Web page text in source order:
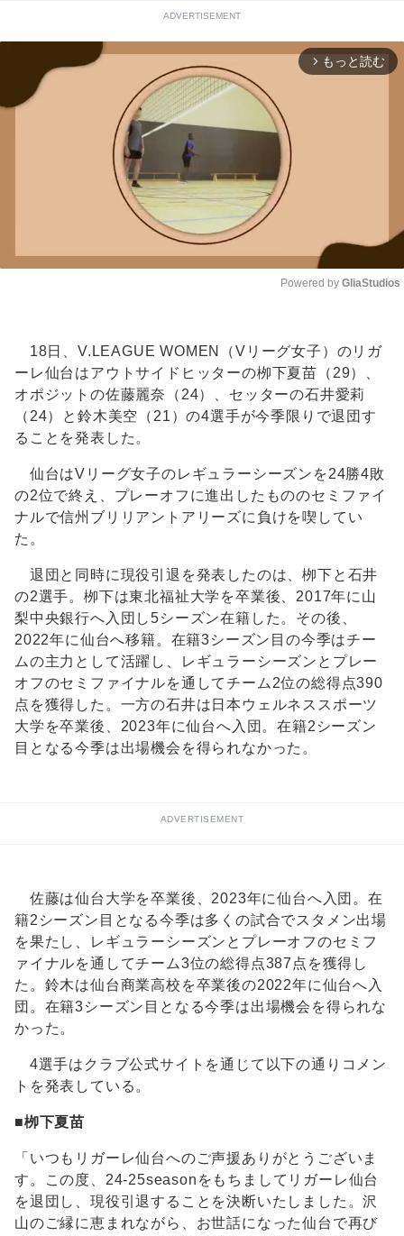
ADVERTISEMENT
arrow_forward_ios もっと読む
Powered by GliaStudios
18日、V.LEAGUE WOMEN（Vリーグ女子）のリガ
ーレ仙台はアウトサイドヒッターの栁下夏苗（29）、
オポジットの佐藤麗奈（24）、セッターの石井愛莉
（24）と鈴木美空（21）の4選手が今季限りで退団す
ることを発表した。
仙台はVリーグ女子のレギュラーシーズンを24勝4敗
の2位で終え、プレーオフに進出したもののセミファイ
ナルで信州ブリリアントアリーズに負けを喫してい
た。
退団と同時に現役引退を発表したのは、栁下と石井
の2選手。栁下は東北福祉大学を卒業後、2017年に山
梨中央銀行へ入団し5シーズン在籍した。その後、
2022年に仙台へ移籍。在籍3シーズン目の今季はチー
ムの主力として活躍し、レギュラーシーズンとプレー
オフのセミファイナルを通してチーム2位の総得点390
点を獲得した。一方の石井は日本ウェルネススポーツ
大学を卒業後、2023年に仙台へ入団。在籍2シーズン
目となる今季は出場機会を得られなかった。
ADVERTISEMENT
佐藤は仙台大学を卒業後、2023年に仙台へ入団。在
籍2シーズン目となる今季は多くの試合でスタメン出場
を果たし、レギュラーシーズンとプレーオフのセミフ
ァイナルを通してチーム3位の総得点387点を獲得し
た。鈴木は仙台商業高校を卒業後の2022年に仙台へ入
団。在籍3シーズン目となる今季は出場機会を得られな
かった。
4選手はクラブ公式サイトを通じて以下の通りコメン
トを発表している。
■栁下夏苗
「いつもリガーレ仙台へのご声援ありがとうございま
す。この度、24-25seasonをもちましてリガーレ仙台
を退団し、現役引退することを決断いたしました。沢
山のご縁に恵まれながら、お世話になった仙台で再び